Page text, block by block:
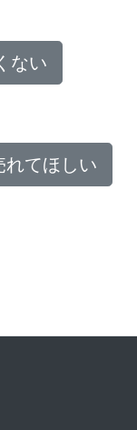
ない
れてほしい